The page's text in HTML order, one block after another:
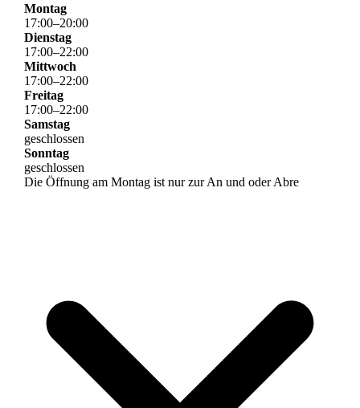
Montag
17:00–20:00
Dienstag
17:00–22:00
Mittwoch
17:00–22:00
Freitag
17:00–22:00
Samstag
geschlossen
Sonntag
geschlossen
Die Öffnung am Montag ist nur zur An und oder Abre